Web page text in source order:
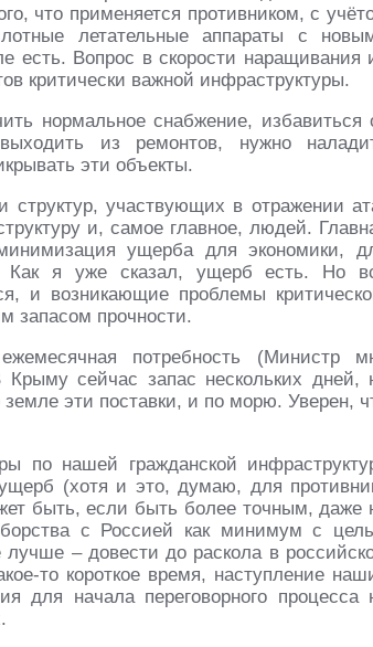
что применяется противником, с
летательные аппараты с
есть. Вопрос в скорости наращивания
критически важной инфраструктуры.
нормальное снабжение, избавиться
из ремонтов, нужно
эти объекты.
участвующих в отражении
и, самое главное, людей.
ущерба для экономики,
Как я уже сказал, ущерб есть. Но
и возникающие проблемы
запасом прочности.
потребность (Министр
сейчас запас нескольких дней,
эти поставки, и по морю. Уверен,
по нашей гражданской
(хотя и это, думаю, для
быть, если быть более точным, даже
с Россией как минимум с
– довести до раскола в
то короткое время, наступление
для начала переговорного процесса